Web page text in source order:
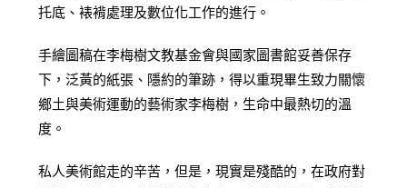
托底、裱褙處理及數位化工作的進行。
手繪圖稿在李梅樹文教基金會與國家圖書館妥善保存
下，泛黃的紙張、隱約的筆跡，得以重現畢生致力關懷
鄉土與美術運動的藝術家李梅樹，生命中最熱切的溫
度。
私人美術館走的辛苦，但是，現實是殘酷的，在政府對